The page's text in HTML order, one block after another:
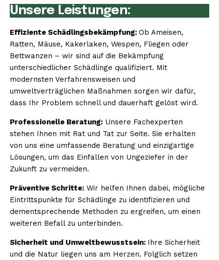
Unsere Leistungen:
Effiziente Schädlingsbekämpfung: Ob Ameisen,
Ratten, Mäuse, Kakerlaken, Wespen, Fliegen oder
Bettwanzen – wir sind auf die Bekämpfung
unterschiedlicher Schädlinge qualifiziert. Mit
modernsten Verfahrensweisen und
umweltverträglichen Maßnahmen sorgen wir dafür,
dass Ihr Problem schnell und dauerhaft gelöst wird.
Professionelle Beratung: Unsere Fachexperten
stehen Ihnen mit Rat und Tat zur Seite. Sie erhalten
von uns eine umfassende Beratung und einzigartige
Lösungen, um das Einfallen von Ungeziefer in der
Zukunft zu vermeiden.
Präventive Schritte: Wir helfen Ihnen dabei, mögliche
Eintrittspunkte für Schädlinge zu identifizieren und
dementsprechende Methoden zu ergreifen, um einen
weiteren Befall zu unterbinden.
Sicherheit und Umweltbewusstsein: Ihre Sicherheit
und die Natur liegen uns am Herzen. Folglich setzen